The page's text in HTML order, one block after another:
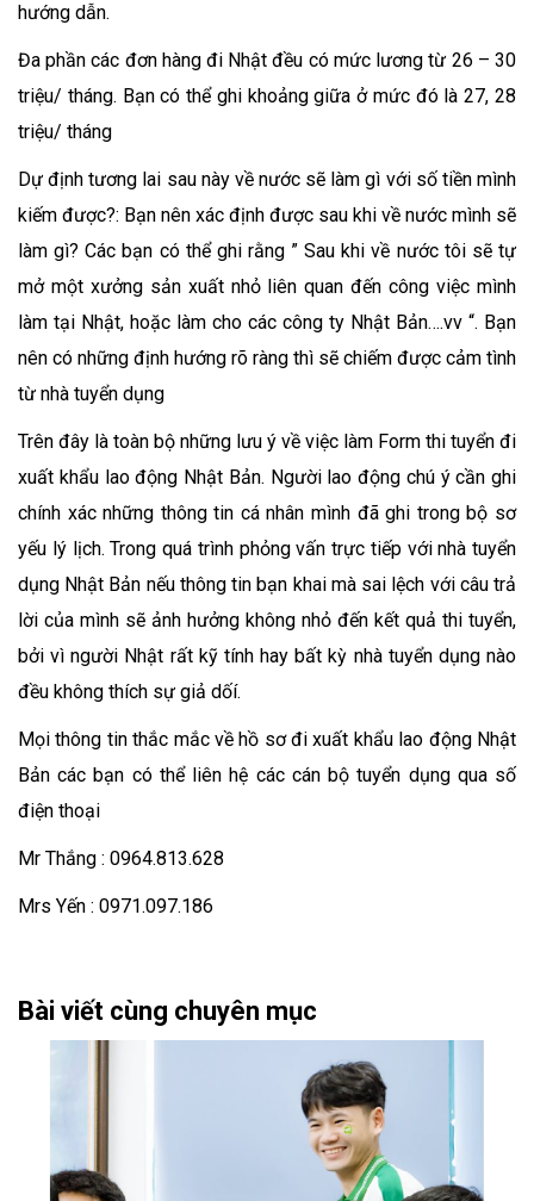
hướng dẫn.
Đa phần các đơn hàng đi Nhật đều có mức lương từ 26 – 30
triệu/ tháng. Bạn có thể ghi khoảng giữa ở mức đó là 27, 28
triệu/ tháng
Dự định tương lai sau này về nước sẽ làm gì với số tiền mình
kiếm được?: Bạn nên xác định được sau khi về nước mình sẽ
làm gì? Các bạn có thể ghi rằng ” Sau khi về nước tôi sẽ tự
mở một xưởng sản xuất nhỏ liên quan đến công việc mình
làm tại Nhật, hoặc làm cho các công ty Nhật Bản….vv “. Bạn
nên có những định hướng rõ ràng thì sẽ chiếm được cảm tình
từ nhà tuyển dụng
Trên đây là toàn bộ những lưu ý về việc làm Form thi tuyển đi
xuất khẩu lao động Nhật Bản. Người lao động chú ý cần ghi
chính xác những thông tin cá nhân mình đã ghi trong bộ sơ
yếu lý lịch. Trong quá trình phỏng vấn trực tiếp với nhà tuyển
dụng Nhật Bản nếu thông tin bạn khai mà sai lệch với câu trả
lời của mình sẽ ảnh hưởng không nhỏ đến kết quả thi tuyển,
bởi vì người Nhật rất kỹ tính hay bất kỳ nhà tuyển dụng nào
đều không thích sự giả dốí.
Mọi thông tin thắc mắc về hồ sơ đi xuất khẩu lao động Nhật
Bản các bạn có thể liên hệ các cán bộ tuyển dụng qua số
điện thoại
Mr Thắng : 0964.813.628
Mrs Yến : 0971.097.186
Bài viết cùng chuyên mục